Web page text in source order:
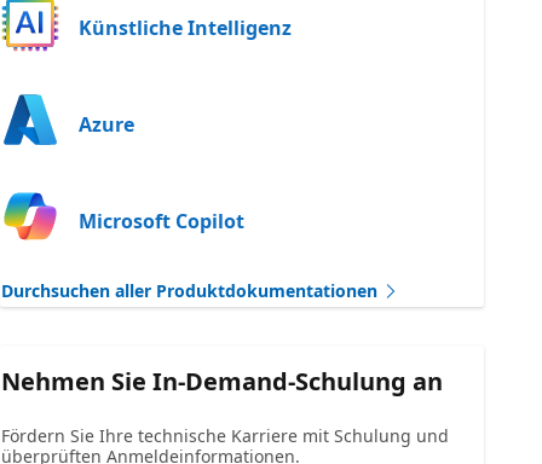
Künstliche Intelligenz
Azure
Microsoft Copilot
Durchsuchen aller Produktdokumentationen
Nehmen Sie In-Demand-Schulung an
Fördern Sie Ihre technische Karriere mit Schulung und
überprüften Anmeldeinformationen.